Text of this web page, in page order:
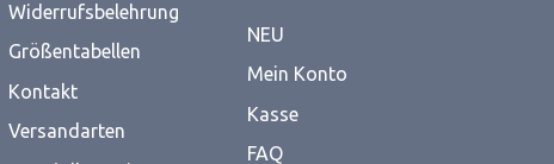
Widerrufsbelehrung
Größentabellen
Kontakt
Versandarten
NEU
Mein Konto
Kasse
FAQ